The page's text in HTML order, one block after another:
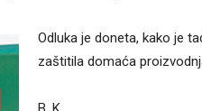
Odluka je doneta, kako je
zaštitila domaća